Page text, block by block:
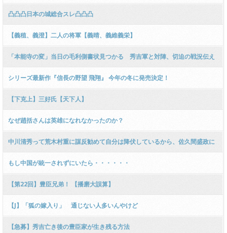
凸凸凸日本の城総合スレ凸凸凸
【義稙、義澄】二人の将軍【義晴、義維義栄】
「本能寺の変」当日の毛利側書状見つかる 秀吉軍と対陣、切迫の戦況伝え
シリーズ最新作『信長の野望 飛翔』 今年の冬に発売決定！
【下克上】三好氏【天下人】
なぜ趙括さんは英雄になれなかったのか？
中川清秀って荒木村重に謀反勧めて自分は降伏しているから、佐久間盛政に
討ち取られてもしゃあないだろ
もし中国が統一されずにいたら・・・・・・
【第22回】豊臣兄弟！ 【播磨大誤算】
【J】「狐の嫁入り」 通じない人多いんやけど
【急募】秀吉亡き後の豊臣家が生き残る方法